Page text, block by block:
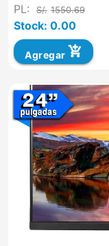
PL:
S/. 1550.69
Stock: 0.00
Agregar add_shopping_cart